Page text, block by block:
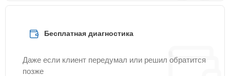
Бесплатная диагностика
Даже если клиент передумал или решил обратится
позже